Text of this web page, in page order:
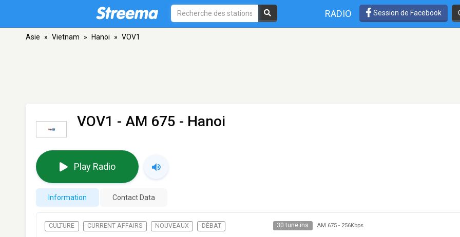
RADIO Session de Facebook
Asie » Vietnam » Hanoi » VOV1
VOV1 - AM 675 - Hanoi
Play Radio
Information Contact Data
CULTURE CURRENT AFFAIRS NOUVEAUX DÉBAT 30 tune ins AM 675- 256Kbps